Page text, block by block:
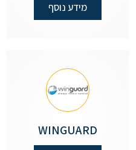
מידע נוסף
WINGUARD